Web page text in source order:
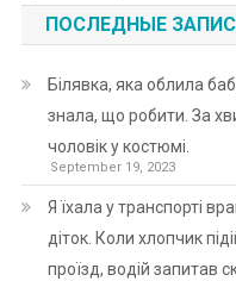
ПОСЛЕДНЫЕ
Білявка, яка облила
знала, що робити. За
чоловік у костюмі.
September 19, 2023
Я їхала у транспорті
діток. Коли хлопчик
проїзд, водій запитав